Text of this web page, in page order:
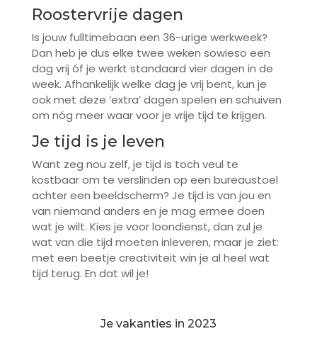
Roostervrije dagen
Is jouw fulltimebaan een 36-urige werkweek?
Dan heb je dus elke twee weken sowieso een
dag vrij óf je werkt standaard vier dagen in de
week. Afhankelijk welke dag je vrij bent, kun je
ook met deze ‘extra’ dagen spelen en schuiven
om nóg meer waar voor je vrije tijd te krijgen.
Je tijd is je leven
Want zeg nou zelf, je tijd is toch veul te
kostbaar om te verslinden op een bureaustoel
achter een beeldscherm? Je tijd is van jou en
van niemand anders en je mag ermee doen
wat je wilt. Kies je voor loondienst, dan zul je
wat van die tijd moeten inleveren, maar je ziet:
met een beetje creativiteit win je al heel wat
tijd terug. En dat wil je!
Je vakanties in 2023